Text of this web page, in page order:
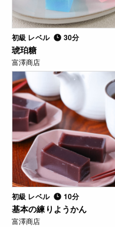
初級 レベル 30分
琥珀糖
富澤商店
初級 レベル 10分
基本の練りようかん
富澤商店